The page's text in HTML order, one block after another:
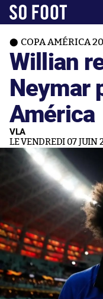
COPA AMÉRICA
Willian
Neymar
América
VLA
LE VENDREDI 07 JUIN